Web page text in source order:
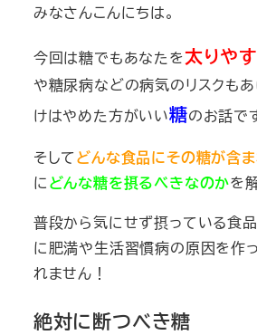
みなさんこんにちは。
今回は糖でもあなたを太りや
や糖尿病などの病気のリスクもあ
けはやめた方がいい糖のお話で
そしてどんな食品にその糖が含
にどんな糖を摂るべきなのかを
普段から気にせず摂っている食
に肥満や生活習慣病の原因を作
れません！
絶対に断つべき糖